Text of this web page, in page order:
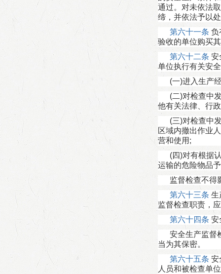
通过。对未依法
缔，并依法予以
第六十一条 负
验收的单位购买
第六十二条 安
单位执行有关安
(一)进入生产
(二)对检查中
他有关法律、行
(三)对检查中
区域内撤出作业
营和使用;
(四)对有根据
运输的危险物品
监督检查不得
第六十三条 生
监督检查职责，
第六十四条 安
安全生产监督
当为其保密。
第六十五条 安
人员和被检查单